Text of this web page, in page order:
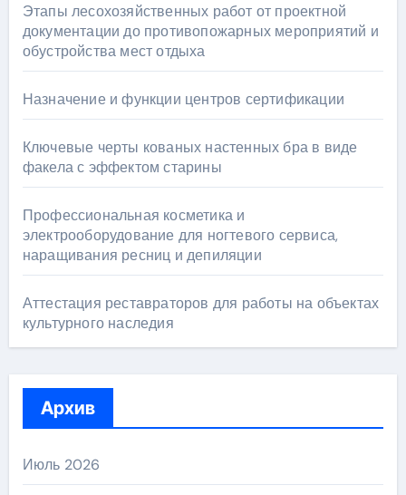
Этапы лесохозяйственных работ от проектной
документации до противопожарных мероприятий и
обустройства мест отдыха
Назначение и функции центров сертификации
Ключевые черты кованых настенных бра в виде
факела с эффектом старины
Профессиональная косметика и
электрооборудование для ногтевого сервиса,
наращивания ресниц и депиляции
Аттестация реставраторов для работы на объектах
культурного наследия
Архив
Июль 2026